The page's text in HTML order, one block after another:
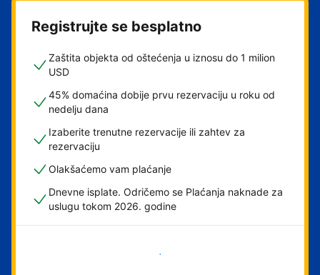
Registrujte se besplatno
Zaštita objekta od oštećenja u iznosu do 1 milion
USD
45% domaćina dobije prvu rezervaciju u roku od
nedelju dana
Izaberite trenutne rezervacije ili zahtev za
rezervaciju
Olakšaćemo vam plaćanje
Dnevne isplate. Odričemo se Plaćanja naknade za
uslugu tokom 2026. godine
Počnite odmah